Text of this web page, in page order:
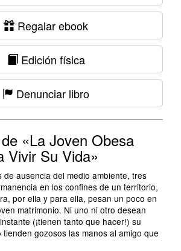
Regalar ebook
Edición física
Denunciar libro
«La Joven Obesa
Vivir Su Vida»
de ausencia del medio ambiente, tres
en los confines de un territorio,
por ella y para ella, pesan un poco en
matrimonio. Ni uno ni otro desean
(¡tienen tanto que hacer!) su
gozosos las manos al amigo que